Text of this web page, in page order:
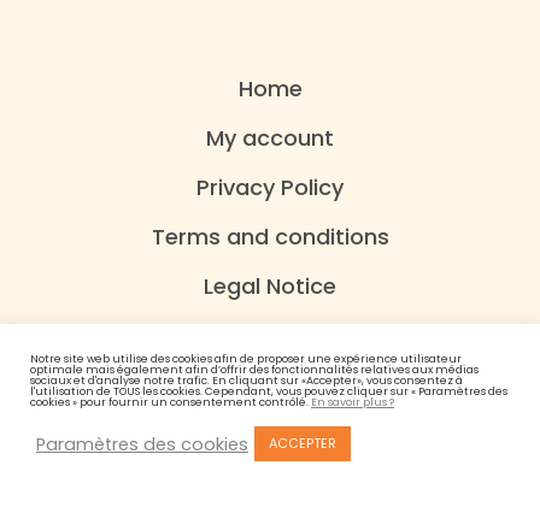
Home
My account
Privacy Policy
Terms and conditions
Legal Notice
Notre site web utilise des cookies afin de proposer une expérience utilisateur
optimale mais également afin d’offrir des fonctionnalités relatives aux médias
sociaux et d'analyse notre trafic. En cliquant sur «Accepter», vous consentez à
l'utilisation de TOUS les cookies. Cependant, vous pouvez cliquer sur « Paramètres des
cookies » pour fournir un consentement contrôlé. En savoir plus ?
Paramètres des cookies ACCEPTER